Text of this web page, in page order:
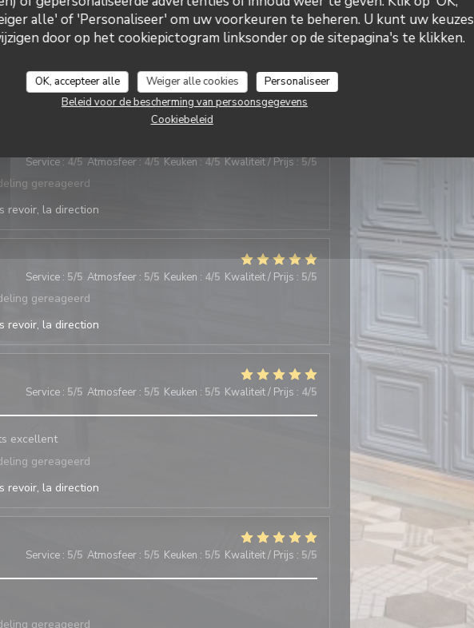
alle' of 'Personaliseer' om uw voorkeuren te beheren. U kunt uw keuzes
door op het cookiepictogram linksonder op de sitepagina's te klikken.
OK, accepteer alle Weiger alle cookies
Personaliseer
Beleid voor de bescherming van persoonsgegevens
Cookiebeleid
Service: 5 /5 Atmosfeer: 4/5 Keuken: 5/5 Kwaliteit / Prijs: 4 /5
gereageerd
revoir, la direction
Service:4/5 Atmosfeer:4/5 Keuken:4/5 Kwaliteit / Prijs:5/5
gereageerd
revoir, la direction
Service : 5/5 Atmosfeer : 5/5 Keuken : 4/5 Kwaliteit / Prijs : 5/5
gereageerd
revoir, la direction
Service : 5/5 Atmosfeer : 5/5 Keuken : 5/5 Kwaliteit / Prijs : 4/5
excellent
gereageerd
revoir, la direction
Service : 5/5 Atmosfeer : 5/5 Keuken : 5/5 Kwaliteit / Prijs : 5/5
gereageerd